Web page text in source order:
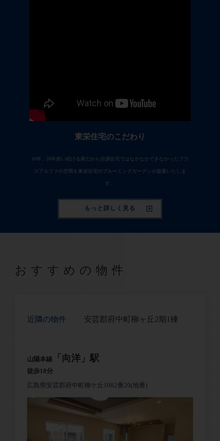
東栄住宅のこだわり
10年、20年使い続ける家だから分譲住宅ではなかなかできなかったプラ
スアルファの空間を東栄住宅のブルーミングガーデンが提案いたしま
す。
もっと詳しく見る
おすすめの物件
近隣の物件 安芸郡府中町柳ヶ丘2期1棟
山陽本線 「向洋」駅
徒歩18分
広島県安芸郡府中町柳ケ丘1082番20(地番)